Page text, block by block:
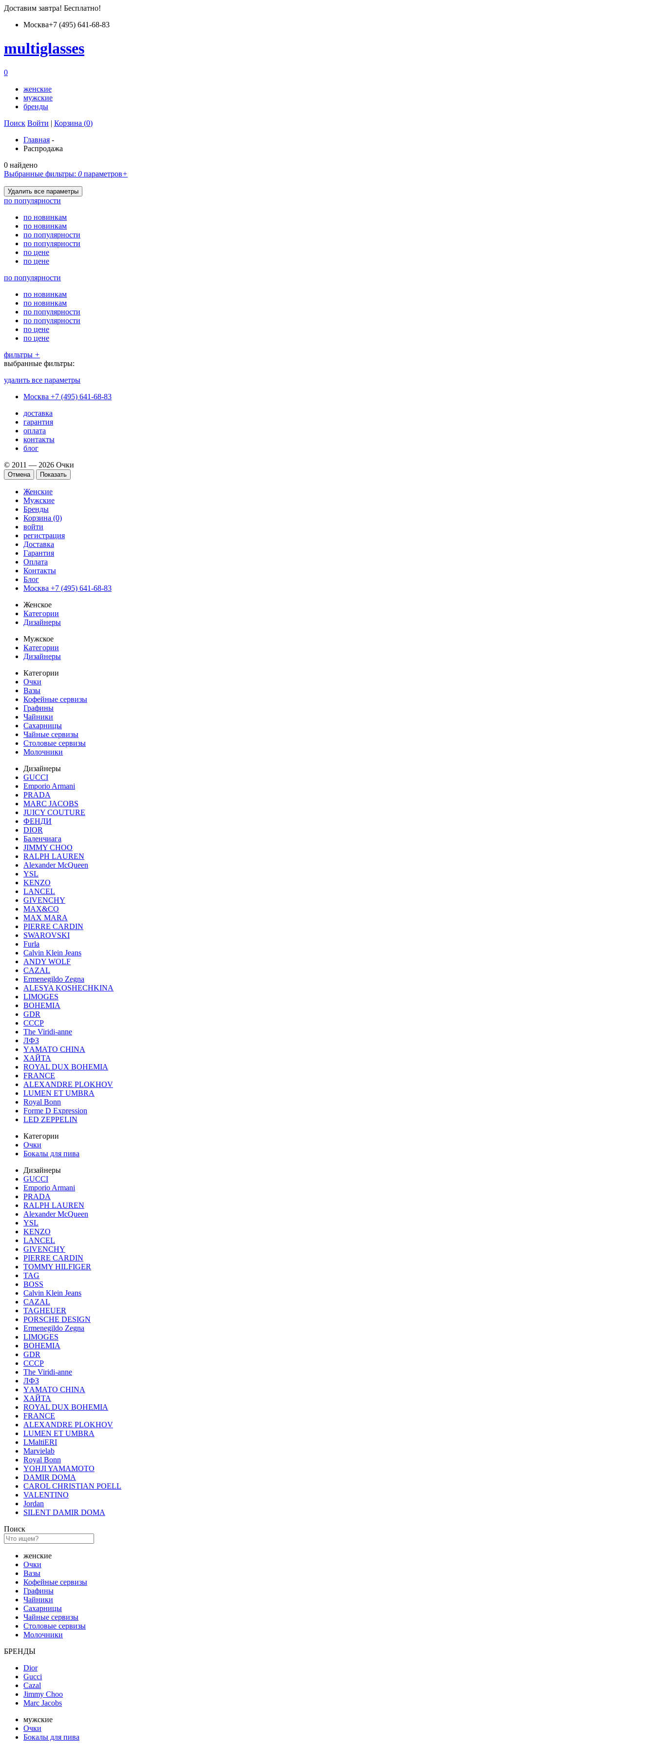
Доставим завтра! Бесплатно!
Москва+7 (495) 641-68-83
multiglasses
0
женские
мужские
бренды
Поиск Войти | Корзина (0)
Главная -
Распродажа
0 найдено
Выбранные фильтры: 0 параметров+
по популярности
по новинкам
по новинкам
по популярности
по популярности
по цене
по цене
по популярности
по новинкам
по новинкам
по популярности
по популярности
по цене
по цене
фильтры +
выбранные фильтры:
удалить все параметры
Москва +7 (495) 641-68-83
доставка
гарантия
оплата
контакты
блог
© 2011 — 2026 Очки
Отмена Показать
Женские
Мужские
Бренды
Корзина (0)
войти
регистрация
Доставка
Гарантия
Оплата
Контакты
Блог
Москва +7 (495) 641-68-83
Женское
Категории
Дизайнеры
Мужское
Категории
Дизайнеры
Категории
Очки
Вазы
Кофейные сервизы
Графины
Чайники
Сахарницы
Чайные сервизы
Столовые сервизы
Молочники
Дизайнеры
GUCCI
Emporio Armani
PRADA
MARC JACOBS
JUICY COUTURE
ФЕНДИ
DIOR
Баленчиага
JIMMY CHOO
RALPH LAUREN
Alexander McQueen
YSL
KENZO
LANCEL
GIVENCHY
MAX&CO
MAX MARA
PIERRE CARDIN
SWAROVSKI
Furla
Calvin Klein Jeans
ANDY WOLF
CAZAL
Ermenegildo Zegna
ALESYA KOSHECHKINA
LIMOGES
BOHEMIA
GDR
СССР
The Viridi-anne
ЛФЗ
YАМАТО CHINA
ХАЙТА
ROYAL DUX BOHEMIA
FRANCE
ALEXANDRE PLOKHOV
LUMEN ET UMBRA
Royal Bonn
Forme D Expression
LED ZEPPELIN
Категории
Очки
Бокалы для пива
Дизайнеры
GUCCI
Emporio Armani
PRADA
RALPH LAUREN
Alexander McQueen
YSL
KENZO
LANCEL
GIVENCHY
PIERRE CARDIN
TOMMY HILFIGER
TAG
BOSS
Calvin Klein Jeans
CAZAL
TAGHEUER
PORSCHE DESIGN
Ermenegildo Zegna
LIMOGES
BOHEMIA
GDR
СССР
The Viridi-anne
ЛФЗ
YАМАТО CHINA
ХАЙТА
ROYAL DUX BOHEMIA
FRANCE
ALEXANDRE PLOKHOV
LUMEN ET UMBRA
LMaltiERI
Marvielab
Royal Bonn
YOHJI YAMAMOTO
DAMIR DOMA
CAROL CHRISTIAN POELL
VALENTINO
Jordan
SILENT DAMIR DOMA
Поиск
женские
Очки
Вазы
Кофейные сервизы
Графины
Чайники
Сахарницы
Чайные сервизы
Столовые сервизы
Молочники
БРЕНДЫ
Dior
Gucci
Cazal
Jimmy Choo
Marc Jacobs
мужские
Очки
Бокалы для пива